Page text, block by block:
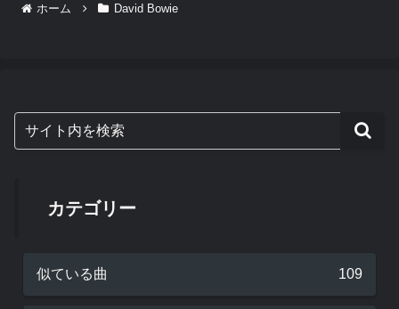
ホーム David Bowie
カテゴリー
似ている曲 109